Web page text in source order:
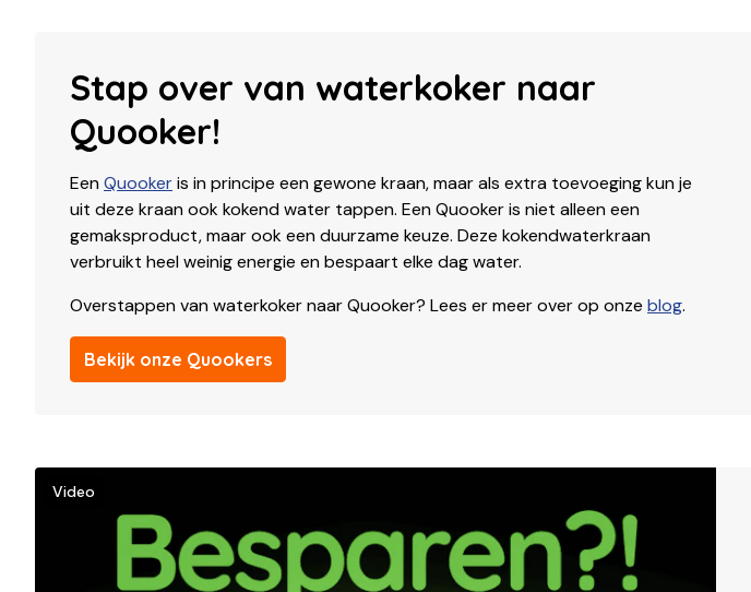
Stap over van waterkoker naar
Quooker!
EenQuookeris in principe een gewone kraan, maar als extra toevoeging kun je
uit deze kraan ook kokend water tappen. Een Quooker is niet alleen een
gemaksproduct, maar ook een duurzame keuze. Deze kokendwaterkraan
verbruikt heel weinig energie en bespaart elke dag water.
Overstappen van waterkoker naar Quooker? Lees er meer over op onze blog.
Bekijk onze Quookers
Video